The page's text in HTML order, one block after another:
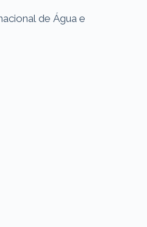
de Água e